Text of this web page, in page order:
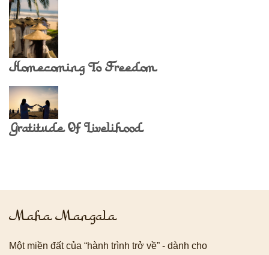
Homecoming To Freedom
Gratitude Of Livelihood
Maha Mangala
Một miền đất của “hành trình trở về” - dành cho